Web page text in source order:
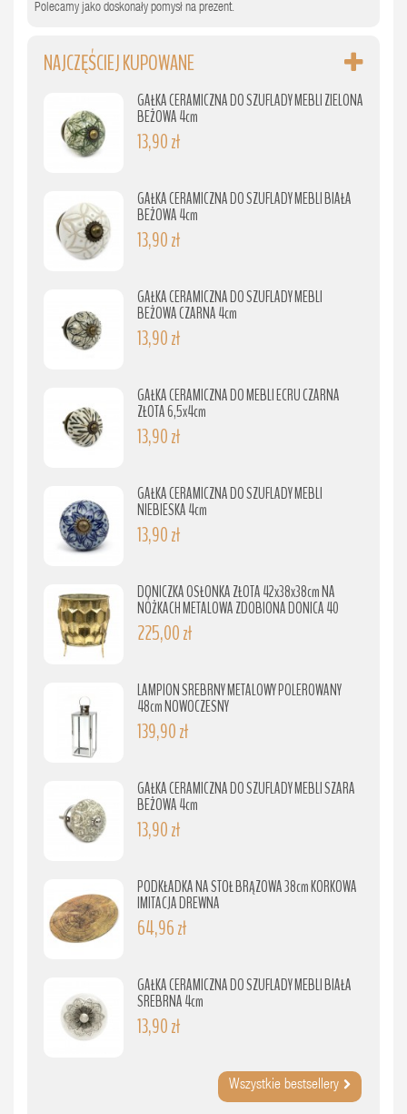
Polecamy jako doskonały pomysł na prezent.
NAJCZĘŚCIEJ KUPOWANE
GAŁKA CERAMICZNA DO SZUFLADY MEBLI ZIELONA
BEŻOWA 4cm
13,90 zł
GAŁKA CERAMICZNA DO SZUFLADY MEBLI BIAŁA
BEŻOWA 4cm
13,90 zł
GAŁKA CERAMICZNA DO SZUFLADY MEBLI
BEŻOWA CZARNA 4cm
13,90 zł
GAŁKA CERAMICZNA DO MEBLI ECRU CZARNA
ZŁOTA 6,5x4cm
13,90 zł
GAŁKA CERAMICZNA DO SZUFLADY MEBLI
NIEBIESKA 4cm
13,90 zł
DONICZKA OSŁONKA ZŁOTA 42x38x38cm NA
NÓŻKACH METALOWA ZDOBIONA DONICA 40
225,00 zł
LAMPION SREBRNY METALOWY POLEROWANY
48cm NOWOCZESNY
139,90 zł
GAŁKA CERAMICZNA DO SZUFLADY MEBLI SZARA
BEŻOWA 4cm
13,90 zł
PODKŁADKA NA STÓŁ BRĄZOWA 38cm KORKOWA
IMITACJA DREWNA
64,96 zł
GAŁKA CERAMICZNA DO SZUFLADY MEBLI BIAŁA
SREBRNA 4cm
13,90 zł
Wszystkie bestsellery